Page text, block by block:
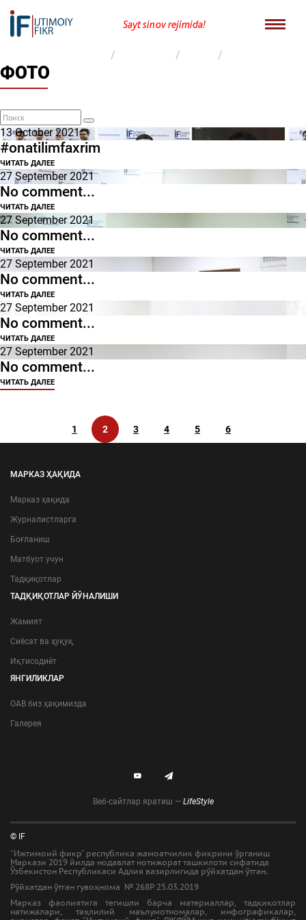
Sayt sinov rejimida!
ФОТО
13 October 2021
#onatilimfaxrim
ЧИТАТЬ ДАЛЕЕ
27 September 2021
No comment...
ЧИТАТЬ ДАЛЕЕ
27 September 2021
No comment...
ЧИТАТЬ ДАЛЕЕ
27 September 2021
No comment...
ЧИТАТЬ ДАЛЕЕ
27 September 2021
No comment...
ЧИТАТЬ ДАЛЕЕ
27 September 2021
No comment...
ЧИТАТЬ ДАЛЕЕ
1 2 3 4 5 6
МАРКАЗ ҲАҚИДА
Марказ ҳақида
Журналистларга
Боғланиш
Матбуот учун
Тадқиқотлар
ТАДҚИҚОТЛАР ЙЎНАЛИШИ
Жамият
Сиёсат ва ҳуқуқ
Иқтисодиёт
ЯНГИЛИКЛАР
ОАВ биз ҳақимизда
Галерея
Веб-сайтлар яратиш — LifeStyle
© IF
"Ижтимоий фикр" республика жамоатчилик фикрини ўрганиш
Маркази 2019 йилда нодавлат нотижорат ташкилоти сифатида
Ўзбекистон Республикаси Адлия вазирлигида рўйхатдан ўтган.
Рўйхатдан ўтган гувоҳнома № 268Р 25.03.2019
Марказ фаолиятига тегишли барча материаллар, тадқиқотлар
натижалари, таҳлилий маълумотномалар, инфографикалар,